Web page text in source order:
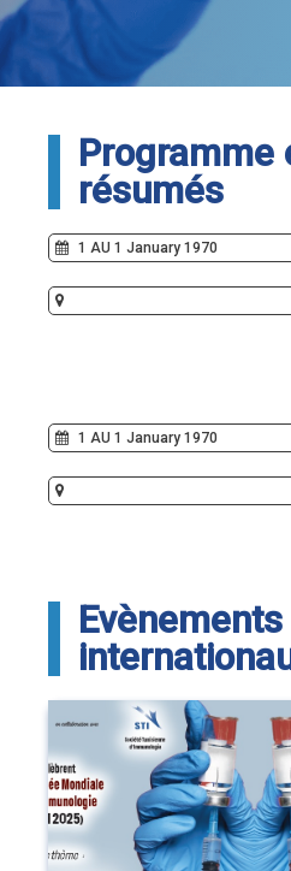
Programme
résumés
1 AU 1 January 1970
1 AU 1 January 1970
Evènements